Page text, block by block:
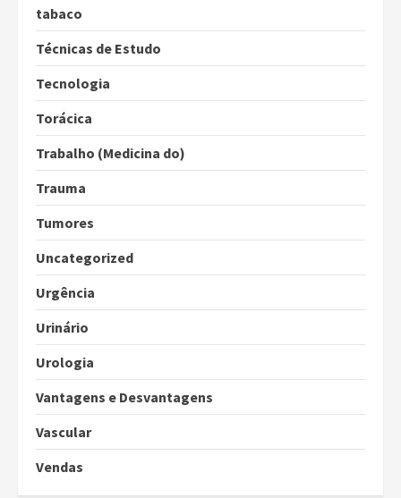
tabaco
Técnicas de Estudo
Tecnologia
Torácica
Trabalho (Medicina do)
Trauma
Tumores
Uncategorized
Urgência
Urinário
Urologia
Vantagens e Desvantagens
Vascular
Vendas